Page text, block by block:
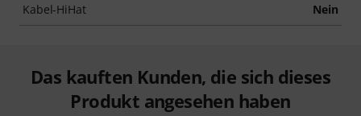
Kabel-HiHat Nein
Das kauften Kunden, die sich dieses
Produkt angesehen haben